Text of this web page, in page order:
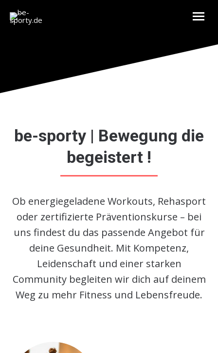
be-sporty | Bewegung die
begeistert !
Ob energiegeladene Workouts, Rehasport
oder zertifizierte Präventionskurse – bei
uns findest du das passende Angebot für
deine Gesundheit. Mit Kompetenz,
Leidenschaft und einer starken
Community begleiten wir dich auf deinem
Weg zu mehr Fitness und Lebensfreude.